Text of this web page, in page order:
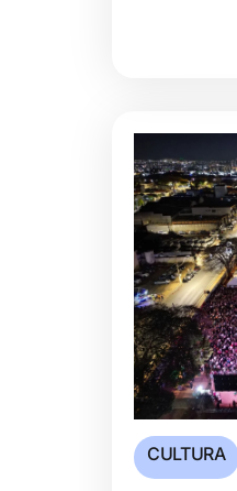
CULTURA